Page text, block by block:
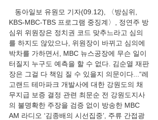
KBS-MBC-TBS 프로그램 중징계〉, 정연주 방
심위 위원장은 정치권 코드 맞추느라고 심의
를 하지도 않았으나, 위원장이 바뀌고 심의에
박차를 가하면서, MBC 뉴스공장에 무슨 일이
터질지 누구도 예측을 할 수 없다. 김순열 재판
장은 그걸 다 책임 질 수 있을지 의문이다...“레
고랜드 테마파크 개발사에 대한 강원도의 채
무지급 보증 결정 관련 최문순 전 강원도지사
의 불명확한 주장을 검증 없이 방송한 MBC
AM 라디오 ‘김종배의 시선집중’, 주류 간접광